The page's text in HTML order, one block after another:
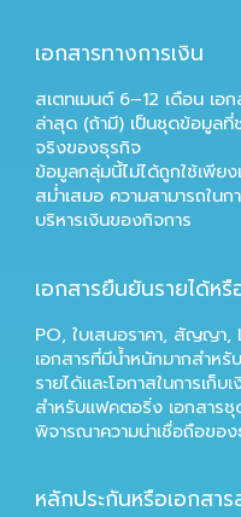
เอกสารทางการเงิน
สเตทเมนต์ 6–12 เดือน เอ
ล่าสุด (ถ้ามี) เป็นชุดข้อมูลที่
จริงของธุรกิจ
ข้อมูลกลุ่มนี้ไม่ได้ถูกใช้เพีย
สม่ำเสมอ ความสามารถในก
บริหารเงินของกิจการ
เอกสารยืนยันรายได้ห
PO, ใบเสนอราคา, สัญญา,
เอกสารที่มีน้ำหนักมากสำห
รายได้และโอกาสในการเก็บเ
สำหรับแฟคตอริ่ง เอกสาร
พิจารณาความน่าเชื่อถือขอ
หลักประกันหรือเอกสา